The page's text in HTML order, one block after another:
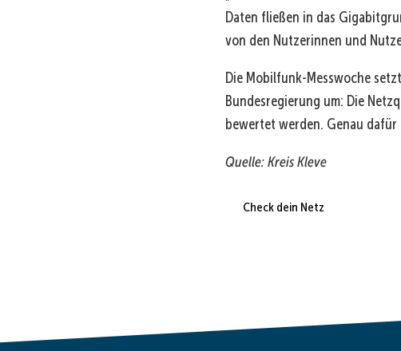
Daten fließen in das
von den Nutzerinnen und
Die Mobilfunk-Messwoche
Bundesregierung um: Die
bewertet werden. Genau
Quelle: Kreis Kleve
Check dein Netz